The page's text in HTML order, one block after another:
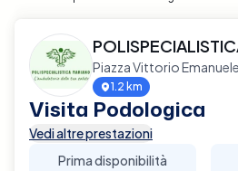
Piazza Vittorio
1.2 km
Visita Podologica
Vedi altre prestazioni
Prima disponibilità